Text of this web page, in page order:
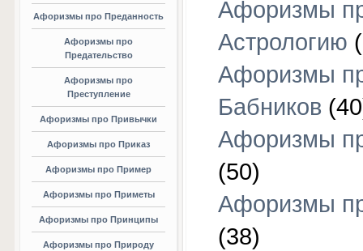
Афоризмы про Преданность
Афоризмы про
Предательство
Афоризмы про
Преступление
Афоризмы про Привычки
Афоризмы про Приказ
Афоризмы про Пример
Афоризмы про Приметы
Афоризмы про Принципы
Афоризмы про Природу
Афоризмы
Астрологию
Афоризмы
Бабников
Афоризмы
(50)
Афоризмы
(38)